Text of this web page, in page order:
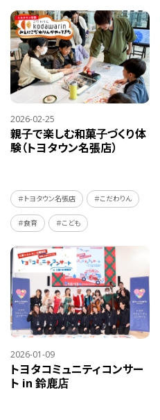
2026-02-25
親子で楽しむ和菓子づくり体
験（トヨタウン名張店）
＃トヨタウン名張店 ＃こだわりん
＃食育 ＃こども
2026-01-09
トヨタコミュニティコンサー
ト in 鈴鹿店